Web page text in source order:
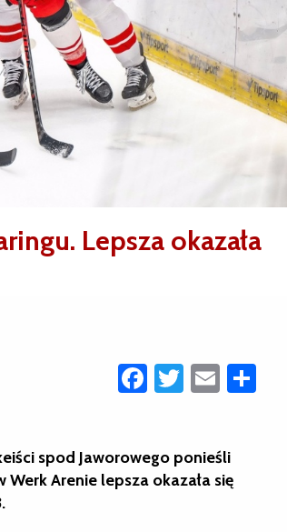
Lepsza okazała
Facebook
Twitter
Email
spod Jaworowego ponieśli
Arenie lepsza okazała się